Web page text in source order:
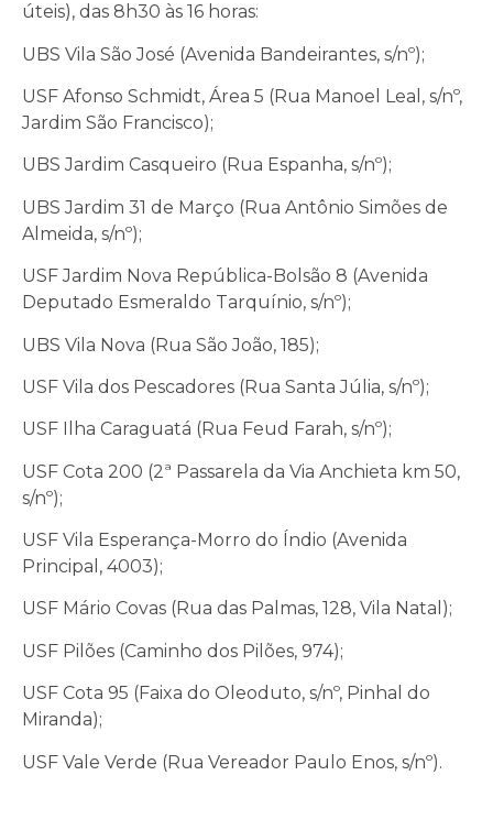
úteis), das 8h30 às 16 horas:
UBS Vila São José (Avenida Bandeirantes, s/nº);
USF Afonso Schmidt, Área 5 (Rua Manoel Leal, s/nº,
Jardim São Francisco);
UBS Jardim Casqueiro (Rua Espanha, s/nº);
UBS Jardim 31 de Março (Rua Antônio Simões de
Almeida, s/nº);
USF Jardim Nova República-Bolsão 8 (Avenida
Deputado Esmeraldo Tarquínio, s/nº);
UBS Vila Nova (Rua São João, 185);
USF Vila dos Pescadores (Rua Santa Júlia, s/nº);
USF Ilha Caraguatá (Rua Feud Farah, s/nº);
USF Cota 200 (2ª Passarela da Via Anchieta km 50,
s/nº);
USF Vila Esperança-Morro do Índio (Avenida
Principal, 4003);
USF Mário Covas (Rua das Palmas, 128, Vila Natal);
USF Pilões (Caminho dos Pilões, 974);
USF Cota 95 (Faixa do Oleoduto, s/nº, Pinhal do
Miranda);
USF Vale Verde (Rua Vereador Paulo Enos, s/nº).